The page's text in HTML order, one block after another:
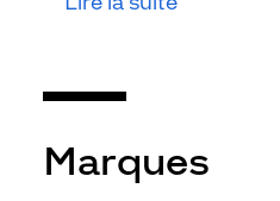
Marques